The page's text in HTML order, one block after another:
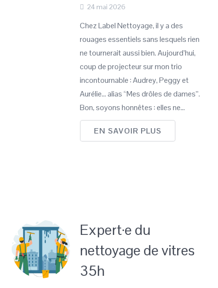
24 mai 2026
Chez Label Nettoyage, il y a des
rouages essentiels sans lesquels rien
ne tournerait aussi bien. Aujourd’hui,
coup de projecteur sur mon trio
incontournable : Audrey, Peggy et
Aurélie… alias “Mes drôles de dames”.
Bon, soyons honnêtes : elles ne…
EN SAVOIR PLUS
Expert·e du
nettoyage de vitres
35h